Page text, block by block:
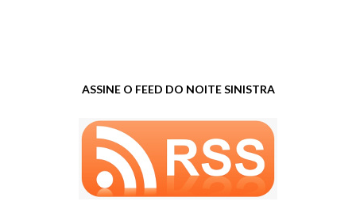
ASSINE O FEED DO NOITE SINISTRA